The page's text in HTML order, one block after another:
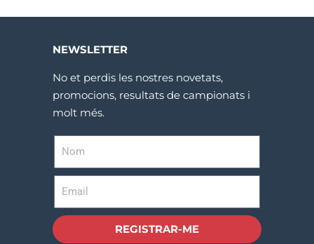
NEWSLETTER
No et perdis les nostres novetats,
promocions, resultats de campionats i
molt més.
REGISTRAR-ME